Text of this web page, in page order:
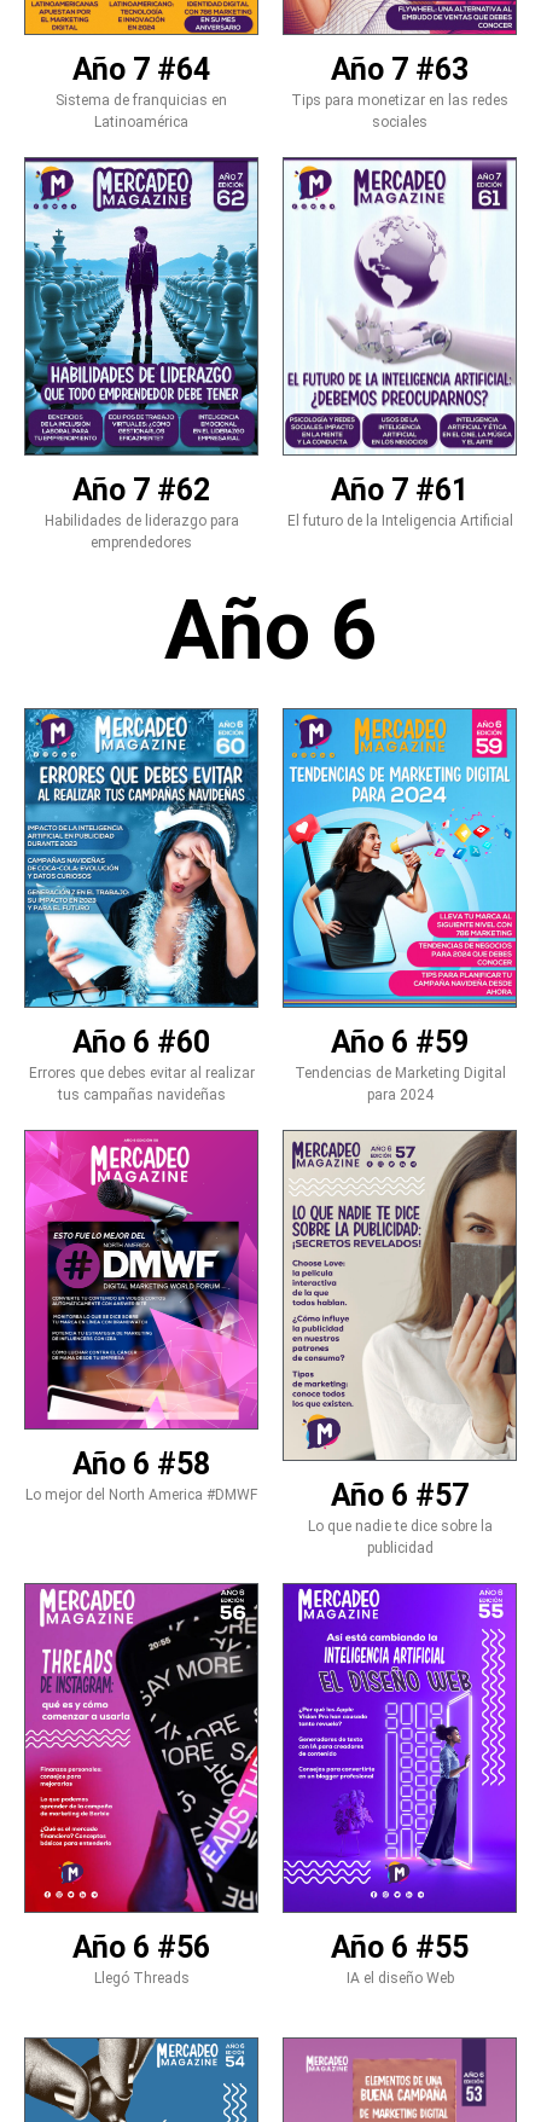
Año 7 #64
Sistema de franquicias en
Latinoamérica
Año 7 #63
Tips para monetizar en las redes
sociales
Año 7 #62
Habilidades de liderazgo para
emprendedores
Año 7 #61
El futuro de la Inteligencia Artificial
Año 6
Año 6 #60
Errores que debes evitar al realizar
tus campañas navideñas
Año 6 #59
Tendencias de Marketing Digital
para 2024
Año 6 #58
Lo mejor del North America #DMWF Año 6 #57
Lo que nadie te dice sobre la
publicidad
Año 6 #56
Llegó Threads
Año 6 #55
IA el diseño Web